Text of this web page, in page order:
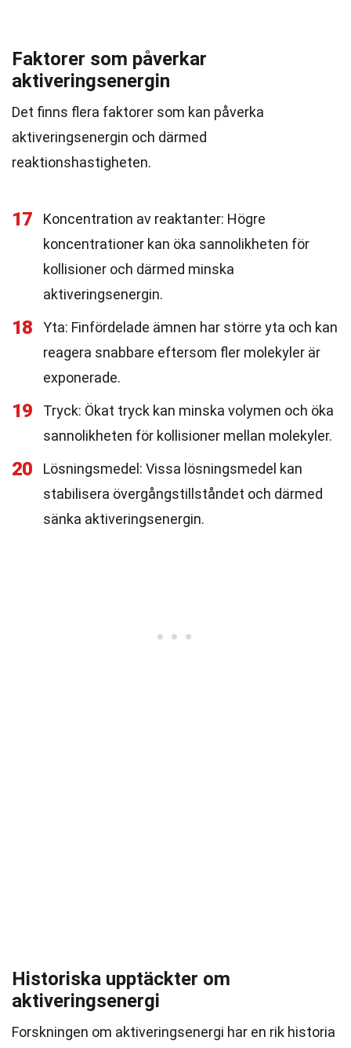
Faktorer som påverkar
aktiveringsenergin
Det finns flera faktorer som kan påverka
aktiveringsenergin och därmed
reaktionshastigheten.
17
Koncentration av reaktanter: Högre
koncentrationer kan öka sannolikheten för
kollisioner och därmed minska
aktiveringsenergin.
18
Yta: Finfördelade ämnen har större yta och kan
reagera snabbare eftersom fler molekyler är
exponerade.
19
Tryck: Ökat tryck kan minska volymen och öka
sannolikheten för kollisioner mellan molekyler.
20
Lösningsmedel: Vissa lösningsmedel kan
stabilisera övergångstillståndet och därmed
sänka aktiveringsenergin.
Historiska upptäckter om
aktiveringsenergi
Forskningen om aktiveringsenergi har en rik historia